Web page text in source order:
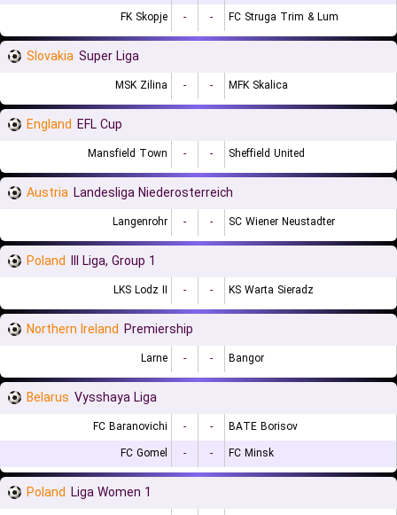
FK Skopje
- - FC Struga Trim & Lum
Slovakia Super Liga
MSK Zilina - - MFK Skalica
England EFL Cup
Mansfield Town - - Sheffield United
Austria Landesliga Niederosterreich
Langenrohr - - SC Wiener Neustadter
Poland III Liga, Group 1
LKS Lodz II - - KS Warta Sieradz
Northern Ireland Premiership
Larne - - Bangor
Belarus Vysshaya Liga
FC Baranovichi - -
BATE Borisov
FC Gomel
- - FC Minsk
Poland 1 Liga Women